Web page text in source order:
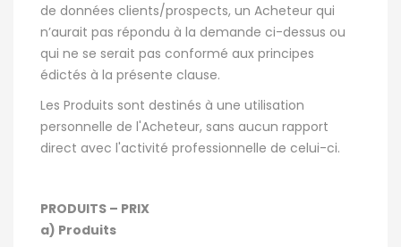
de données clients/prospects, un Acheteur qui
n’aurait pas répondu à la demande ci-dessus ou
qui ne se serait pas conformé aux principes
édictés à la présente clause.
Les Produits sont destinés à une utilisation
personnelle de l'Acheteur, sans aucun rapport
direct avec l'activité professionnelle de celui-ci.
PRODUITS – PRIX
a) Produits